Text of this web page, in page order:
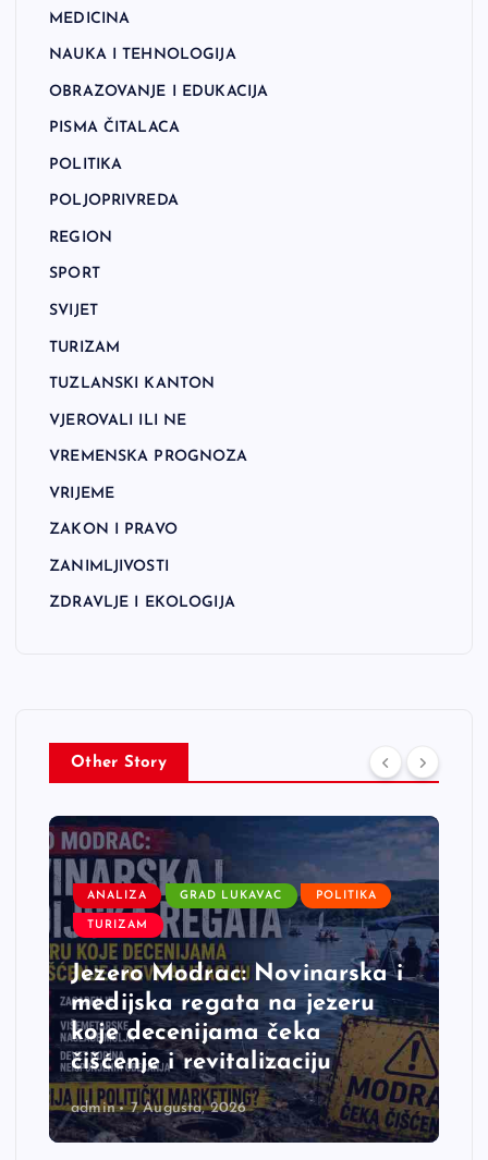
MEDICINA
NAUKA I TEHNOLOGIJA
OBRAZOVANJE I EDUKACIJA
PISMA ČITALACA
POLITIKA
POLJOPRIVREDA
REGION
SPORT
SVIJET
TURIZAM
TUZLANSKI KANTON
VJEROVALI ILI NE
VREMENSKA PROGNOZA
VRIJEME
ZAKON I PRAVO
ZANIMLJIVOSTI
ZDRAVLJE I EKOLOGIJA
Other Story
ANALIZA GRAD LUKAVAC POLITIKA
TURIZAM
Jezero Modrac: Novinarska i
medijska regata na jezeru
koje decenijama čeka
čišćenje i revitalizaciju
admin 7 Augusta, 2026